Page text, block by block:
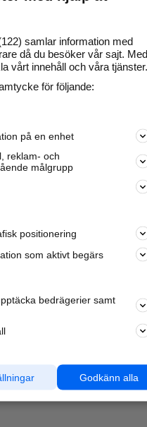
företaget på
och
nära dig.
här
samlar information med
då du besöker vår sajt. Med
vårt innehåll och våra tjänster.
för följande:
på en enhet
reklam- och
målgrupp
positionering
som aktivt begärs
bedrägerier samt
Godkänn alla